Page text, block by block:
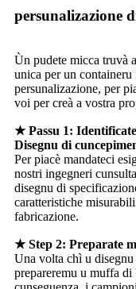
persunalizazione
Ùn pudete micca truvà
unica per un
persunalizazione, per
voi per creà a vostra
★ Passu 1:
Disegnu di
Per piacè mandateci
nostri ingegneri
disegnu di
caratteristiche
fabricazione.
★ Step 2: Preparate
Una volta chì u
prepareremu u muffa